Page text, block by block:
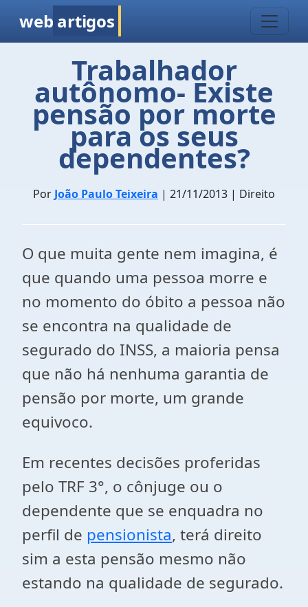
web artigos
Trabalhador
autônomo- Existe
pensão por morte
para os seus
dependentes?
Por João Paulo Teixeira | 21/11/2013 | Direito
O que muita gente nem imagina, é
que quando uma pessoa morre e
no momento do óbito a pessoa não
se encontra na qualidade de
segurado do INSS, a maioria pensa
que não há nenhuma garantia de
pensão por morte, um grande
equivoco.
Em recentes decisões proferidas
pelo TRF 3°, o cônjuge ou o
dependente que se enquadra no
perfil de pensionista, terá direito
sim a esta pensão mesmo não
estando na qualidade de segurado.